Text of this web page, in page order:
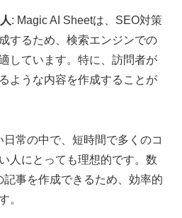
: Magic AI Sheetは、SEO対策
するため、検索エンジンでの
しています。特に、訪問者が
ような内容を作成することが
日常の中で、短時間で多くのコ
人にとっても理想的です。数
事を作成できるため、効率的
。